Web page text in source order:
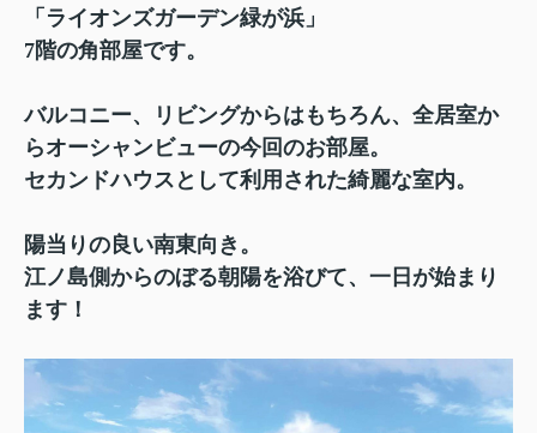
「ライオンズガーデン緑が浜」
7階の角部屋です。
バルコニー、リビングからはもちろん、全居室か
らオーシャンビューの今回のお部屋。
セカンドハウスとして利用された綺麗な室内。
陽当りの良い南東向き。
江ノ島側からのぼる朝陽を浴びて、一日が始まり
ます！